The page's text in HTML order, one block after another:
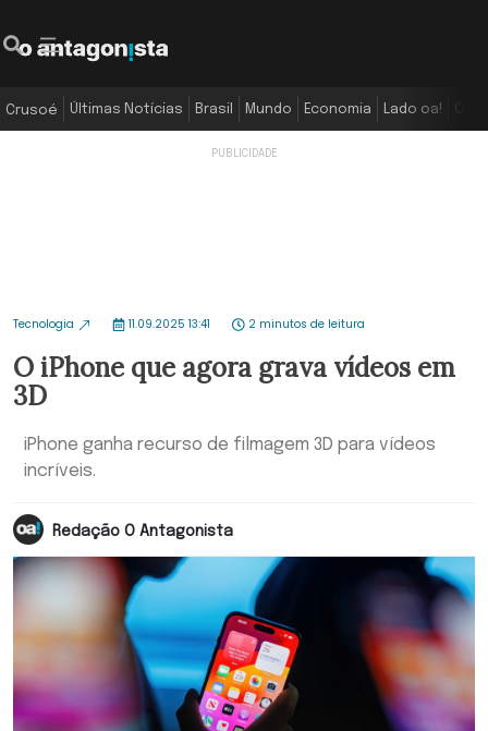
Crusoé Últimas Notícias Brasil Mundo Economia Lado oa!
Tecnologia 11.09.2025 13:41 2 minutos de leitura
O iPhone que agora grava vídeos em
3D
iPhone ganha recurso de filmagem 3D para vídeos
incríveis.
Redação O Antagonista